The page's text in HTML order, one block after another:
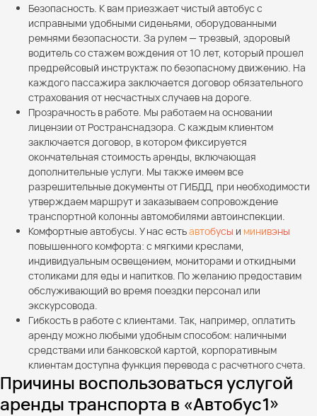
Безопасность. К вам приезжает чистый автобус с
исправными удобными сиденьями, оборудованными
ремнями безопасности. За рулем — трезвый, здоровый
водитель со стажем вождения от 10 лет, который прошел
предрейсовый инструктаж по безопасному движению. На
каждого пассажира заключается договор обязательного
страхования от несчастных случаев на дороге.
Прозрачность в работе. Мы работаем на основании
лицензии от Ространснадзора. С каждым клиентом
заключается договор, в котором фиксируется
окончательная стоимость аренды, включающая
дополнительные услуги. Мы также имеем все
разрешительные документы от ГИБДД, при необходимости
утверждаем маршрут и заказываем сопровождение
транспортной колонны автомобилями автоинспекции.
Комфортные автобусы. У нас естьавтобусы и минивэны
повышенного комфорта: с мягкими креслами,
индивидуальным освещением, мониторами и откидными
столиками для еды и напитков. По желанию предоставим
обслуживающий во время поездки персонал или
экскурсовода.
Гибкость в работе с клиентами. Так, например, оплатить
аренду можно любыми удобным способом: наличными
средствами или банковской картой, корпоративным
клиентам доступна функция перевода с расчетного счета.
Причины воспользоваться услугой
аренды транспорта в «Автобус1»